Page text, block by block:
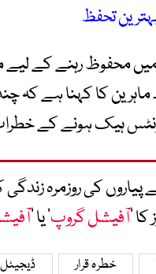
تحفظ
میں محفوظ رہنے کے
کا کہنا ہے کہ چند
ہیک ہونے کے
پیاروں کی روزمرہ
’آفیشل گروپ‘ یا ’
خطرہ قرار